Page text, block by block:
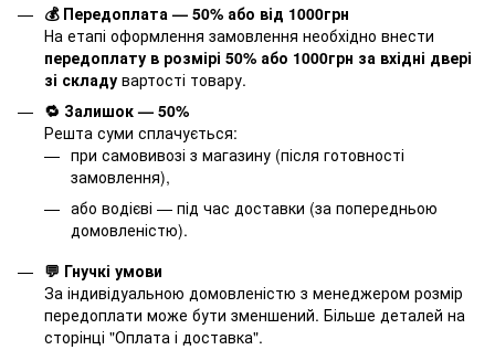
💰 Передоплата — 50% або від 1000грн
На етапі оформлення замовлення необхідно внести
передоплату в розмірі 50% або 1000грн за вхідні двері
зі складу вартості товару.
🔁 Залишок — 50%
Решта суми сплачується:
при самовивозі з магазину (після готовності
замовлення),
або водієві — під час доставки (за попередньою
домовленістю).
💬 Гнучкі умови
За індивідуальною домовленістю з менеджером розмір
передоплати може бути зменшений. Більше деталей на
сторінці "Оплата і доставка".